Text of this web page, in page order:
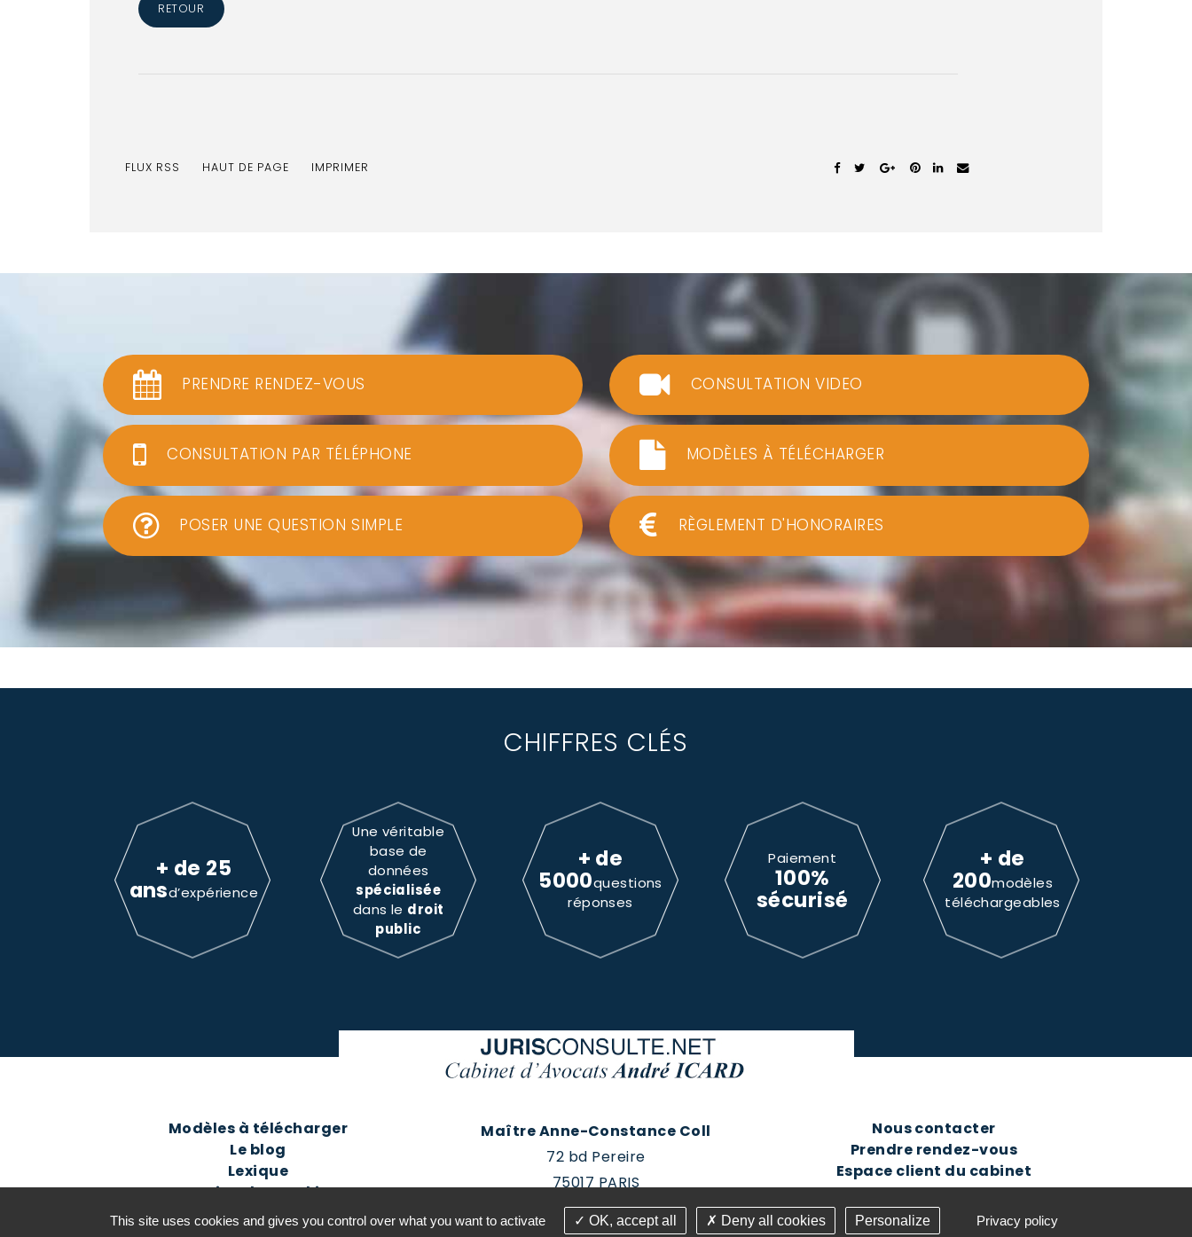
RETOUR
FLUX RSS HAUT DE PAGE IMPRIMER
PRENDRE RENDEZ-VOUS
CONSULTATION PAR TÉLÉPHONE
POSER UNE QUESTION SIMPLE
CONSULTATION VIDEO
MODÈLES À TÉLÉCHARGER
RÈGLEMENT D'HONORAIRES
CHIFFRES CLÉS
+ de 25
ansd’expérience
Une véritable
base de
données
spécialisée
dans le droit
public
+ de
5000questions
réponses
Paiement
100%
sécurisé
+ de
200modèles
téléchargeables
Modèles à télécharger
Le blog
Lexique
Gestion des cookies
Maître Anne-Constance Coll
72 bd Pereire
75017 PARIS
Tél : 01 60 88 18 78
Nous contacter
Prendre rendez-vous
Espace client du cabinet
This site uses cookies and gives you control over what you want to activate OK, accept all Deny all cookies Personalize Privacy policy